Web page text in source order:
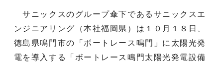
サニックスのグループ傘下であるサニックスエ
ンジニアリング（本社福岡県）は１０月１８日、
徳島県鳴門市の「ボートレース鳴門」に太陽光発
電を導入する「ボートレース鳴門太陽光発電設備